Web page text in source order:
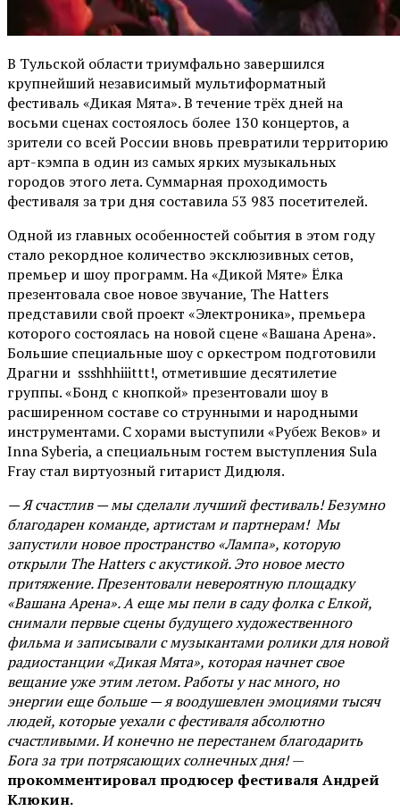
В Тульской области триумфально завершился
крупнейший независимый мультиформатный
фестиваль «Дикая Мята». В течение трёх дней на
восьми сценах состоялось более 130 концертов, а
зрители со всей России вновь превратили территорию
арт-кэмпа в один из самых ярких музыкальных
городов этого лета. Суммарная проходимость
фестиваля за три дня составила 53 983 посетителей.
Одной из главных особенностей события в этом году
стало рекордное количество эксклюзивных сетов,
премьер и шоу программ. На «Дикой Мяте» Ёлка
презентовала свое новое звучание, The Hatters
представили свой проект «Электроника», премьера
которого состоялась на новой сцене «Вашана Арена».
Большие специальные шоу с оркестром подготовили
Драгни и ssshhhiiittt!, отметившие десятилетие
группы. «Бонд с кнопкой» презентовали шоу в
расширенном составе со струнными и народными
инструментами. С хорами выступили «Рубеж Веков» и
Inna Syberia, а специальным гостем выступления Sula
Fray стал виртуозный гитарист Дидюля.
— Я счастлив — мы сделали лучший фестиваль! Безумно
благодарен команде, артистам и партнерам! Мы
запустили новое пространство «Лампа», которую
открыли The Hatters с акустикой. Это новое место
притяжение. Презентовали невероятную площадку
«Вашана Арена». А еще мы пели в саду фолка с Елкой,
снимали первые сцены будущего художественного
фильма и записывали с музыкантами ролики для новой
радиостанции «Дикая Мята», которая начнет свое
вещание уже этим летом. Работы у нас много, но
энергии еще больше — я воодушевлен эмоциями тысяч
людей, которые уехали с фестиваля абсолютно
счастливыми. И конечно не перестанем благодарить
Бога за три потрясающих солнечных дня!—
прокомментировал продюсер фестиваля Андрей
Клюкин.